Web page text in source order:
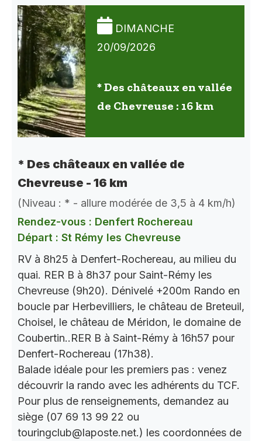
DIMANCHE
20/09/2026
* Des châteaux en vallée
de Chevreuse : 16 km
* Des châteaux en vallée de
Chevreuse - 16 km
(Niveau : * - allure modérée de 3,5 à 4 km/h)
Rendez-vous : Denfert Rochereau
Départ : St Rémy les Chevreuse
RV à 8h25 à Denfert-Rochereau, au milieu du
quai. RER B à 8h37 pour Saint-Rémy les
Chevreuse (9h20). Dénivelé +200m Rando en
boucle par Herbevilliers, le château de Breteuil,
Choisel, le château de Méridon, le domaine de
Coubertin..RER B à Saint-Rémy à 16h57 pour
Denfert-Rochereau (17h38).
Balade idéale pour les premiers pas : venez
découvrir la rando avec les adhérents du TCF.
Pour plus de renseignements, demandez au
siège (07 69 13 99 22 ou
touringclub@laposte.net.) les coordonnées de